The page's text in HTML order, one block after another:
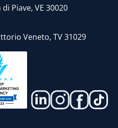
Piave, VE 30020
Veneto, TV 31029